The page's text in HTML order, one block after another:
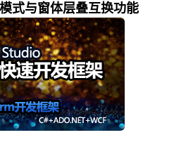
式与窗体层叠互换功能